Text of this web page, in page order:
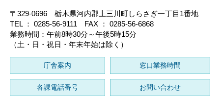
〒329-0696 栃木県河内郡上三川町しらさぎ一丁目1番地
TEL ： 0285-56-9111 FAX ： 0285-56-6868
業務時間：午前8時30分～午後5時15分
（土・日・祝日・年末年始は除く）
庁舎案内 窓口業務時間
各課電話番号 お問い合わせ